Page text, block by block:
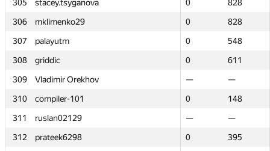
305
stacey.tsyganova 0
828
306
mklimenko29 0
828
307
palayutm 0
548
308
griddic 0
611
309
Vladimir Orekhov —
—
310
compiler-101 0
148
311
ruslan02129 —
—
312
prateek6298 0
395
305
stacey.tsyganova 0
828
306
mklimenko29 0
828
307
palayutm 0
548
308
griddic 0
611
309
Vladimir Orekhov —
—
310
compiler-101 0
148
311
ruslan02129 —
—
312
prateek6298 0
395